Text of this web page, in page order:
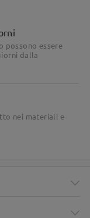
possono essere
dalla
nei materiali e